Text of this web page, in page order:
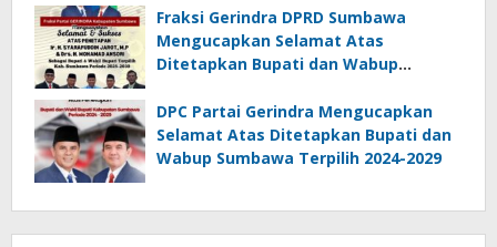
Fraksi Gerindra DPRD Sumbawa
Mengucapkan Selamat Atas
Ditetapkan Bupati dan Wabup
DPC Partai Gerindra Mengucapkan
Selamat Atas Ditetapkan Bupati dan
Wabup Sumbawa Terpilih 2024-2029